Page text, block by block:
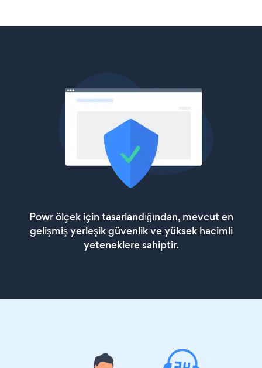
Powr ölçek için tasarlandığından, mevcut en
gelişmiş yerleşik güvenlik ve yüksek hacimli
yeteneklere sahiptir.